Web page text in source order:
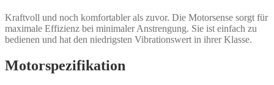
Kraftvoll und noch komfortabler als zuvor. Die Motorsense sorgt für
maximale Effizienz bei minimaler Anstrengung. Sie ist einfach zu
bedienen und hat den niedrigsten Vibrationswert in ihrer Klasse.
Motorspezifikation